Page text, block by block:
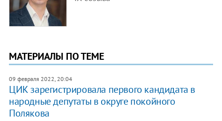
МАТЕРИАЛЫ ПО ТЕМЕ
09 февраля 2022, 20:04
ЦИК зарегистрировала первого кандидата в
народные депутаты в округе покойного
Полякова